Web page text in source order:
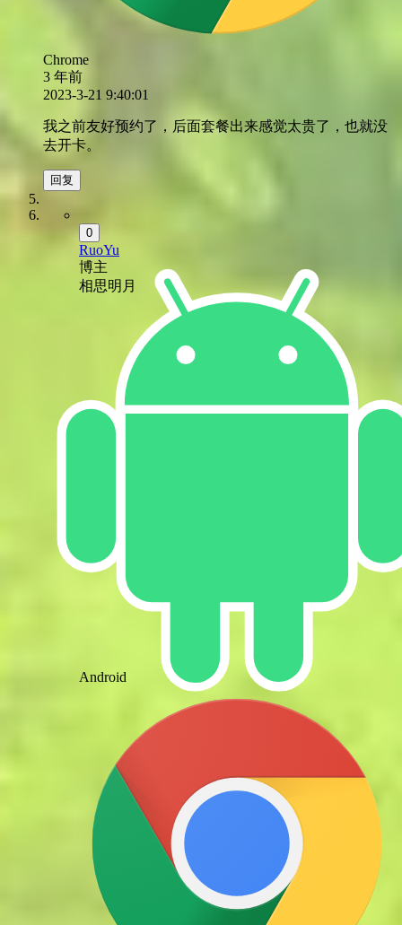
Chrome
3 年前
2023-3-21 9:40:01
我之前友好预约了，后面套餐出来感觉太贵了，也就没
去开卡。
回复
0
RuoYu
博主
相思明月
Android